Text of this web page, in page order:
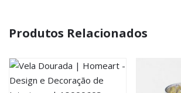
Produtos Relacionados